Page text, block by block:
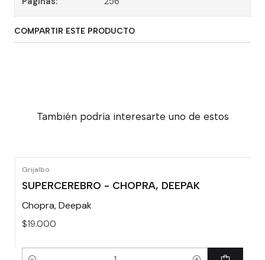
COMPARTIR ESTE PRODUCTO
También podría interesarte uno de estos
Grijalbo
SUPERCEREBRO - CHOPRA, DEEPAK
Chopra, Deepak
$19.000